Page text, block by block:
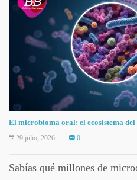
El microbioma oral: el ecosistema del
29 julio, 2026 0
Sabías qué millones de